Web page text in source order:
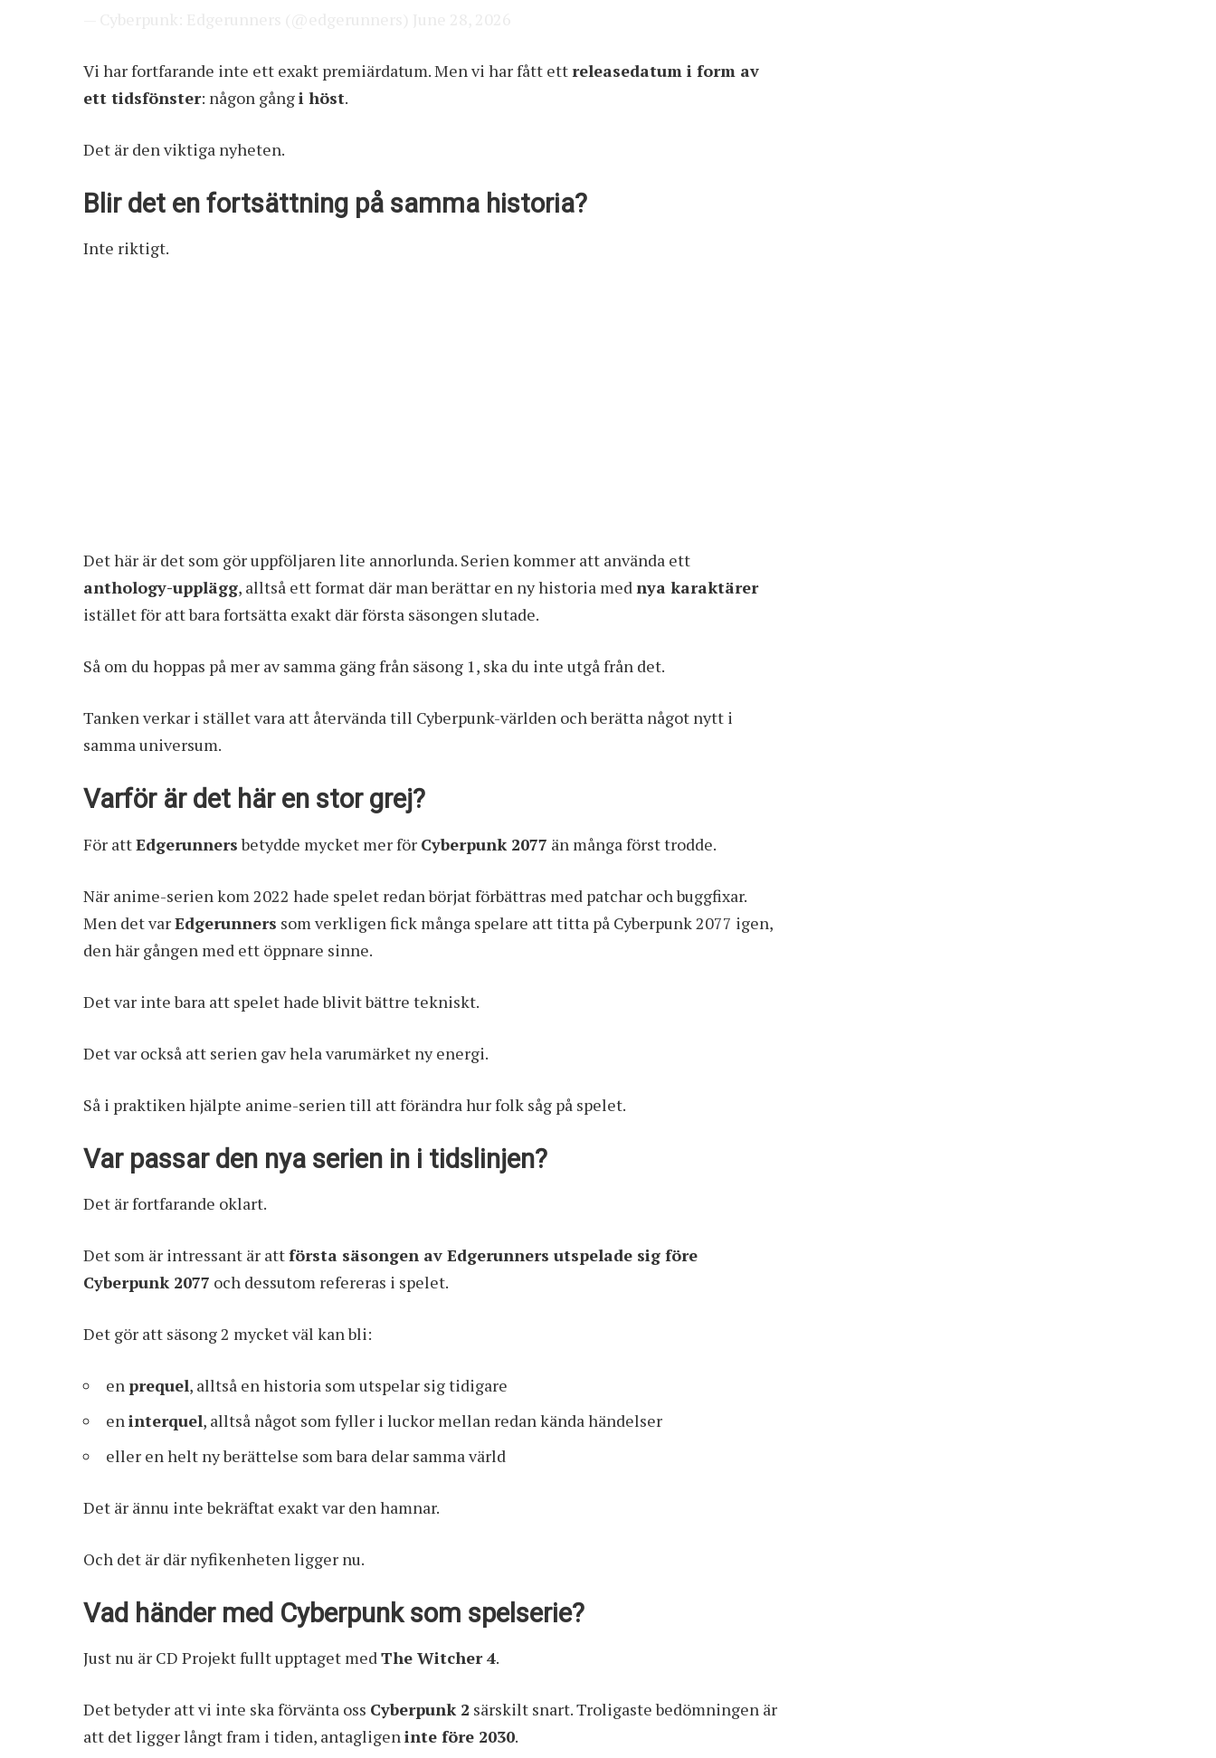
Vi har fortfarande inte ett exakt premiärdatum. Men vi har fått ettreleasedatum i form av
ett tidsfönster: någon gångi höst.
Det är den viktiga nyheten.
Blir det en fortsättning på samma historia?
Inte riktigt.
Det här är det som gör uppföljaren lite annorlunda. Serien kommer att använda ett
anthology-upplägg, alltså ett format där man berättar en ny historia mednya karaktärer
istället för att bara fortsätta exakt där första säsongen slutade.
Så om du hoppas på mer av samma gäng från säsong 1, ska du inte utgå från det.
Tanken verkar i stället vara att återvända till Cyberpunk-världen och berätta något nytt i
samma universum.
Varför är det här en stor grej?
För attEdgerunnersbetydde mycket mer för Cyberpunk 2077 än många först trodde.
När anime-serien kom 2022 hade spelet redan börjat förbättras med patchar och buggfixar.
Men det varEdgerunners som verkligen fick många spelare att titta på Cyberpunk 2077 igen,
den här gången med ett öppnare sinne.
Det var inte bara att spelet hade blivit bättre tekniskt.
Det var också att serien gav hela varumärket ny energi.
Så i praktiken hjälpte anime-serien till att förändra hur folk såg på spelet.
Var passar den nya serien in i tidslinjen?
Det är fortfarande oklart.
Det som är intressant är attförsta säsongen av Edgerunners utspelade sig före
Cyberpunk 2077 och dessutom refereras i spelet.
Det gör att säsong 2 mycket väl kan bli:
en prequel, alltså en historia som utspelar sig tidigare
en interquel, alltså något som fyller i luckor mellan redan kända händelser
eller en helt ny berättelse som bara delar samma värld
Det är ännu inte bekräftat exakt var den hamnar.
Och det är där nyfikenheten ligger nu.
Vad händer med Cyberpunk som spelserie?
Just nu är CD Projekt fullt upptaget medThe Witcher 4.
Det betyder att vi inte ska förvänta oss Cyberpunk 2 särskilt snart. Troligaste bedömningen är
att det ligger långt fram i tiden, antagligeninte före 2030.